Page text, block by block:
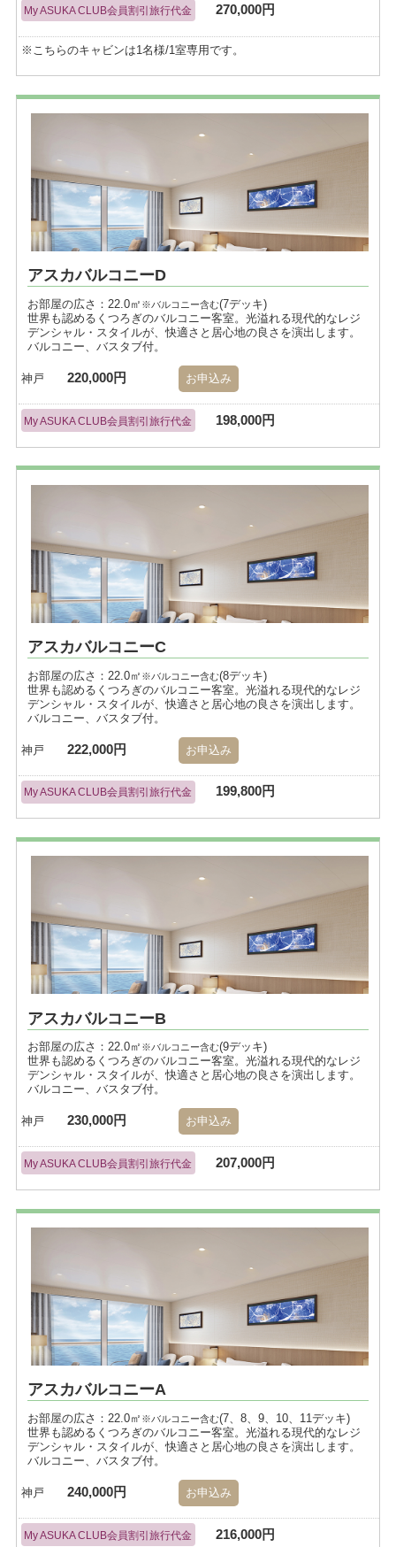
My ASUKA CLUB会員割引旅行代金 270,000円
※こちらのキャビンは1名様/1室専用です。
アスカバルコニーD
お部屋の広さ：22.0㎡ ※バルコニー含む(7デッキ)
世界も認めるくつろぎのバルコニー客室。光溢れる現代的なレジ
デンシャル・スタイルが、快適さと居心地の良さを演出します。
バルコニー、バスタブ付。
神戸 220,000円 お申込み
My ASUKA CLUB会員割引旅行代金 198,000円
アスカバルコニーC
お部屋の広さ：22.0㎡ ※バルコニー含む(8デッキ)
世界も認めるくつろぎのバルコニー客室。光溢れる現代的なレジ
デンシャル・スタイルが、快適さと居心地の良さを演出します。
バルコニー、バスタブ付。
神戸 222,000円 お申込み
My ASUKA CLUB会員割引旅行代金 199,800円
アスカバルコニーB
お部屋の広さ：22.0㎡ ※バルコニー含む(9デッキ)
世界も認めるくつろぎのバルコニー客室。光溢れる現代的なレジ
デンシャル・スタイルが、快適さと居心地の良さを演出します。
バルコニー、バスタブ付。
神戸 230,000円 お申込み
My ASUKA CLUB会員割引旅行代金 207,000円
アスカバルコニーA
お部屋の広さ：22.0㎡ ※バルコニー含む(7、8、9、10、11デッキ)
世界も認めるくつろぎのバルコニー客室。光溢れる現代的なレジ
デンシャル・スタイルが、快適さと居心地の良さを演出します。
バルコニー、バスタブ付。
神戸 240,000円 お申込み
My ASUKA CLUB会員割引旅行代金 216,000円